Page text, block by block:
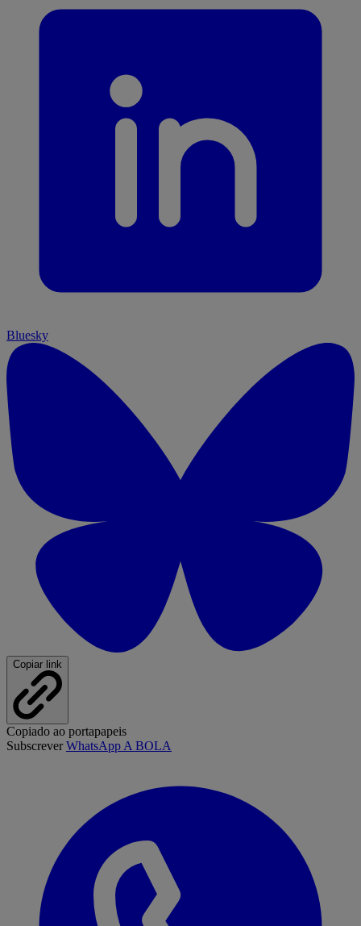
Bluesky
Copiar link
Copiado ao portapapeis
SubscreverWhatsApp A BOLA